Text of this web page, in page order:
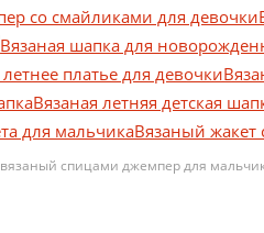
Вязаная летняя детская
Вязаный жакет
вязаный спицами джемпер для